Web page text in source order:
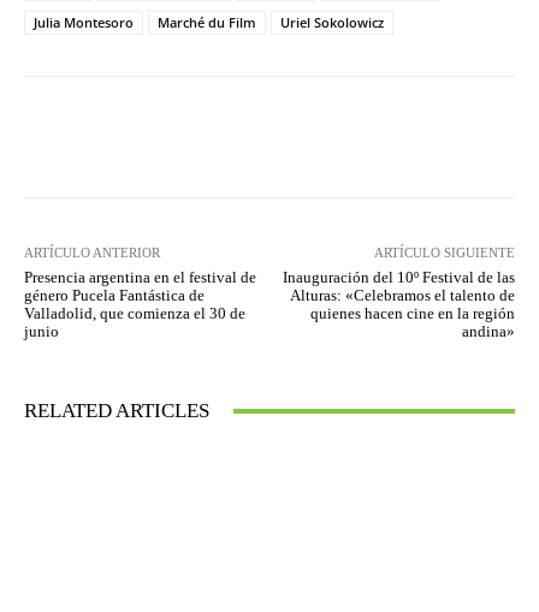
Julia Montesoro
Marché du Film Uriel Sokolowicz
ARTÍCULO ANTERIOR
Presencia argentina en el festival de
género Pucela Fantástica de
Valladolid, que comienza el 30 de
junio
ARTÍCULO SIGUIENTE
Inauguración del 10º Festival de las
Alturas: «Celebramos el talento de
quienes hacen cine en la región
andina»
RELATED ARTICLES